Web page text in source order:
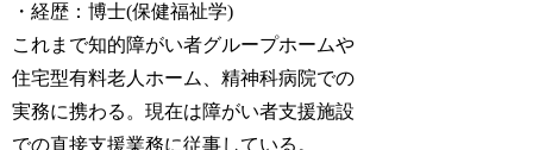
・経歴：博士(保健福祉学)
これまで知的障がい者グループホームや
住宅型有料老人ホーム、精神科病院での
実務に携わる。現在は障がい者支援施設
での直接支援業務に従事している。